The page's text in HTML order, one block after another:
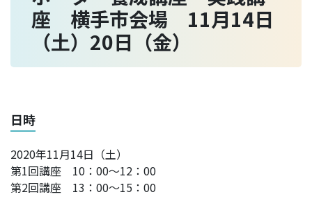
座 横手市会場 11月14日
（土）20日（金）
日時
2020年11月14日（土）
第1回講座 10：00～12：00
第2回講座 13：00～15：00